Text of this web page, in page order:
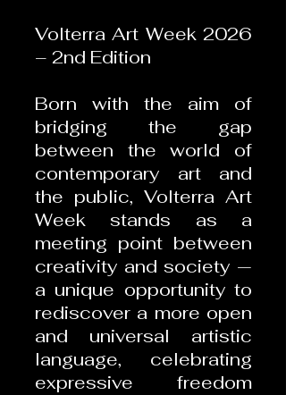
Volterra Art Week 2026
– 2nd Edition
Born with the aim of
bridging the gap
between the world of
contemporary art and
the public, Volterra Art
Week stands as a
meeting point between
creativity and society —
a unique opportunity to
rediscover a more open
and universal artistic
language, celebrating
expressive freedom